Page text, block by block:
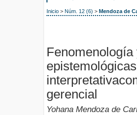
Inicio > Núm. 12 (6) > Mendoza de
gerencial
Yohana Mendoza de